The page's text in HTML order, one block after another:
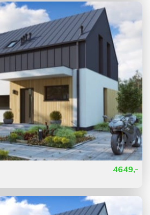
4649,-